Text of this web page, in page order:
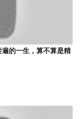
遍的一生，算不算是精